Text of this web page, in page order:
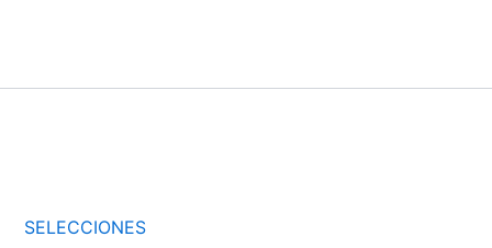
SELECCIONES